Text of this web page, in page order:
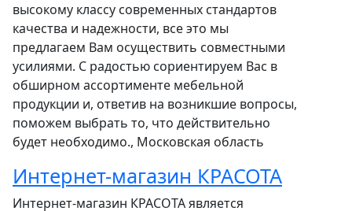
высокому классу современных стандартов
качества и надежности, все это мы
предлагаем Вам осуществить совместными
усилиями. С радостью сориентируем Вас в
обширном ассортименте мебельной
продукции и, ответив на возникшие вопросы,
поможем выбрать то, что действительно
будет необходимо., Московская область
Интернет-магазин КРАСОТА
Интернет-магазин КРАСОТА является